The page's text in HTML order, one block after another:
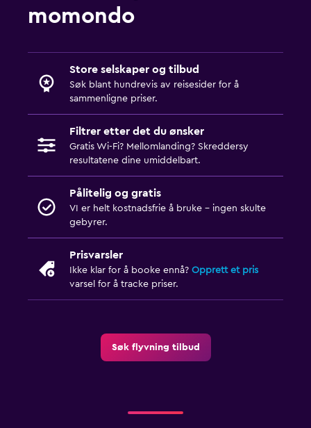
momondo
Store selskaper og tilbud
Søk blant hundrevis av reisesider for å
sammenligne priser.
Filtrer etter det du ønsker
Gratis Wi-Fi? Mellomlanding? Skreddersy
resultatene dine umiddelbart.
Pålitelig og gratis
VI er helt kostnadsfrie å bruke - ingen skulte
gebyrer.
Prisvarsler
Ikke klar for å booke ennå? Opprett et pris
varsel for å tracke priser.
Søk flyvning tilbud